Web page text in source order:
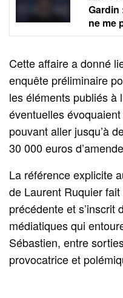
Gardin
ne me
Cette affaire a donné
enquête préliminaire
les éléments publiés à
éventuelles
pouvant aller jusqu’à
30 000 euros
La référence explicite
de Laurent Ruquier
précédente et s’inscrit
médiatiques qui
Sébastien, entre
provocatrice et